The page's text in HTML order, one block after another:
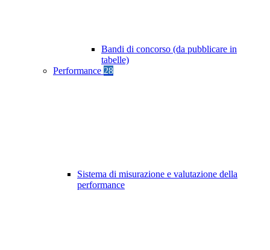
Bandi di concorso (da pubblicare in
tabelle)
Performance 28
Sistema di misurazione e valutazione della
performance